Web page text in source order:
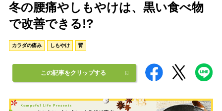
冬の腰痛やしもやけは、黒い食べ物
で改善できる!?
カラダの痛み しもやけ 腎
この記事をクリップする